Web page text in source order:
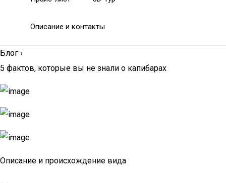
Описание и контакты
Блог ›
5 фактов, которые вы не знали о капибарах
Описание и происхождение вида